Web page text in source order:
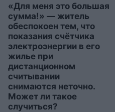
«Для меня это большая
сумма!» — житель
обеспокоен тем, что
показания счётчика
электроэнергии в его
жилье при
дистанционном
считывании
снимаются неточно.
Может ли такое
случиться?